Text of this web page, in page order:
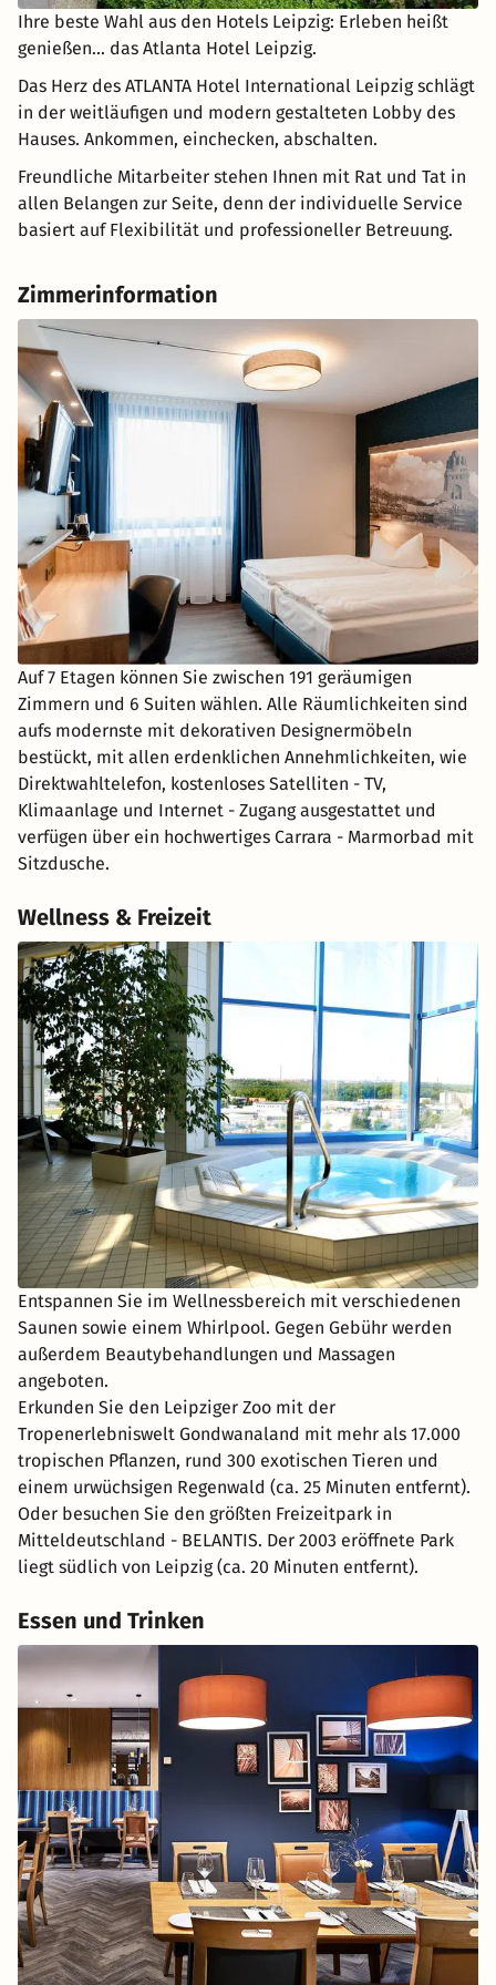
Ihre beste Wahl aus den Hotels Leipzig: Erleben heißt
genießen... das Atlanta Hotel Leipzig.
Das Herz des ATLANTA Hotel International Leipzig schlägt
in der weitläufigen und modern gestalteten Lobby des
Hauses. Ankommen, einchecken, abschalten.
Freundliche Mitarbeiter stehen Ihnen mit Rat und Tat in
allen Belangen zur Seite, denn der individuelle Service
basiert auf Flexibilität und professioneller Betreuung.
Zimmerinformation
Auf 7 Etagen können Sie zwischen 191 geräumigen
Zimmern und 6 Suiten wählen. Alle Räumlichkeiten sind
aufs modernste mit dekorativen Designermöbeln
bestückt, mit allen erdenklichen Annehmlichkeiten, wie
Direktwahltelefon, kostenloses Satelliten - TV,
Klimaanlage und Internet - Zugang ausgestattet und
verfügen über ein hochwertiges Carrara - Marmorbad mit
Sitzdusche.
Wellness & Freizeit
Entspannen Sie im Wellnessbereich mit verschiedenen
Saunen sowie einem Whirlpool. Gegen Gebühr werden
außerdem Beautybehandlungen und Massagen
angeboten.
Erkunden Sie den Leipziger Zoo mit der
Tropenerlebniswelt Gondwanaland mit mehr als 17.000
tropischen Pflanzen, rund 300 exotischen Tieren und
einem urwüchsigen Regenwald (ca. 25 Minuten entfernt).
Oder besuchen Sie den größten Freizeitpark in
Mitteldeutschland - BELANTIS. Der 2003 eröffnete Park
liegt südlich von Leipzig (ca. 20 Minuten entfernt).
Essen und Trinken